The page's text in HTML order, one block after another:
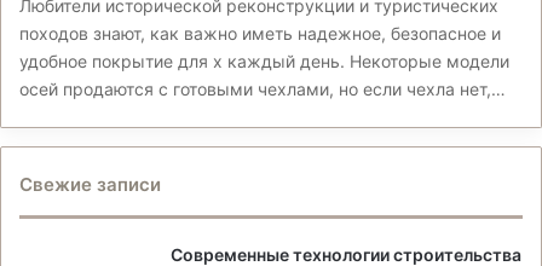
Любители исторической реконструкции и туристических
походов знают, как важно иметь надежное, безопасное и
удобное покрытие для х каждый день. Некоторые модели
осей продаются с готовыми чехлами, но если чехла нет,…
Свежие записи
Современные технологии строительства